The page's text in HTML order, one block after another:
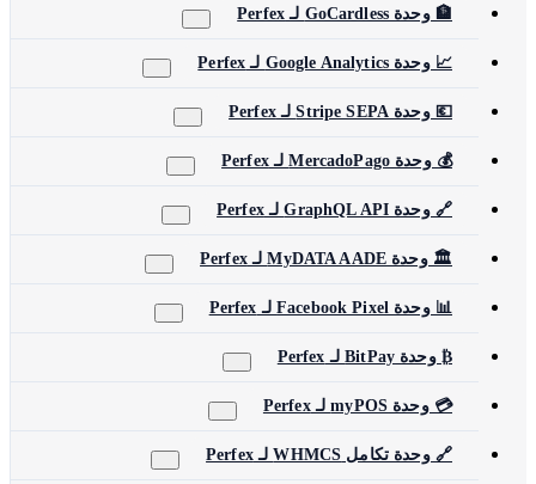
🏦 وحدة GoCardless لـ Perfex
📈 وحدة Google Analytics لـ Perfex
💶 وحدة Stripe SEPA لـ Perfex
💰 وحدة MercadoPago لـ Perfex
🔗 وحدة GraphQL API لـ Perfex
🏛️ وحدة MyDATA AADE لـ Perfex
📊 وحدة Facebook Pixel لـ Perfex
₿ وحدة BitPay لـ Perfex
💳 وحدة myPOS لـ Perfex
🔗 وحدة تكامل WHMCS لـ Perfex